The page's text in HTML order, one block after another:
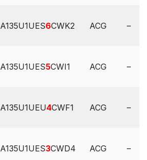
A135U1UES6CWK2 ACG –
A135U1UES5CWI1 ACG –
A135U1UEU4CWF1 ACG –
A135U1UES3CWD4 ACG –